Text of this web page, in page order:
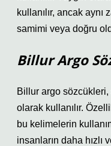
kullanılır, ancak
samimi veya doğru
Billur Argo
Billur argo sözcükleri,
olarak kullanılır.
bu kelimelerin
insanların daha hızlı